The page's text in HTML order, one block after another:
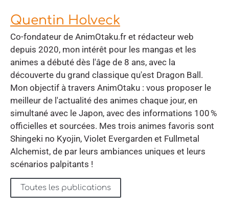
Quentin Holveck
Co-fondateur de AnimOtaku.fr et rédacteur web
depuis 2020, mon intérêt pour les mangas et les
animes a débuté dès l'âge de 8 ans, avec la
découverte du grand classique qu'est Dragon Ball.
Mon objectif à travers AnimOtaku : vous proposer le
meilleur de l'actualité des animes chaque jour, en
simultané avec le Japon, avec des informations 100 %
officielles et sourcées. Mes trois animes favoris sont
Shingeki no Kyojin, Violet Evergarden et Fullmetal
Alchemist, de par leurs ambiances uniques et leurs
scénarios palpitants !
Toutes les publications